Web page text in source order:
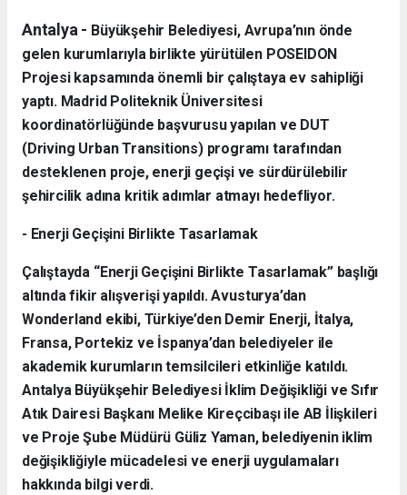
Antalya - Büyükşehir Belediyesi, Avrupa’nın önde
gelen kurumlarıyla birlikte yürütülen POSEIDON
Projesi kapsamında önemli bir çalıştaya ev sahipliği
yaptı. Madrid Politeknik Üniversitesi
koordinatörlüğünde başvurusu yapılan ve DUT
(Driving Urban Transitions) programı tarafından
desteklenen proje, enerji geçişi ve sürdürülebilir
şehircilik adına kritik adımlar atmayı hedefliyor.
- Enerji Geçişini Birlikte Tasarlamak
Çalıştayda “Enerji Geçişini Birlikte Tasarlamak” başlığı
altında fikir alışverişi yapıldı. Avusturya’dan
Wonderland ekibi, Türkiye’den Demir Enerji, İtalya,
Fransa, Portekiz ve İspanya’dan belediyeler ile
akademik kurumların temsilcileri etkinliğe katıldı.
Antalya Büyükşehir Belediyesi İklim Değişikliği ve Sıfır
Atık Dairesi Başkanı Melike Kireçcibaşı ile AB İlişkileri
ve Proje Şube Müdürü Güliz Yaman, belediyenin iklim
değişikliğiyle mücadelesi ve enerji uygulamaları
hakkında bilgi verdi.